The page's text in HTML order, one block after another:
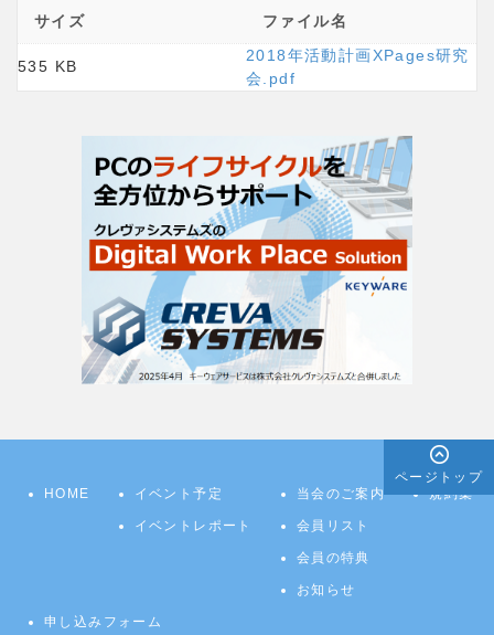
サイズ ファイル名
535 KB
2018年活動計画XPages研究
会.pdf
HOME イベント予定
イベントレポート
当会のご案内
会員リスト
会員の特典
お知らせ
規約集
申し込みフォーム
ページトップ